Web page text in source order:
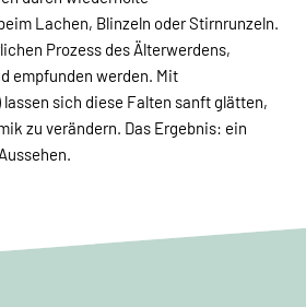
Lachen, Blinzeln oder Stirnrunzeln.
Prozess des Älterwerdens,
empfunden werden. Mit
sich diese Falten sanft glätten,
zu verändern. Das Ergebnis: ein